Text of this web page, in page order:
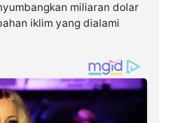
miliaran dolar
iklim yang dialami